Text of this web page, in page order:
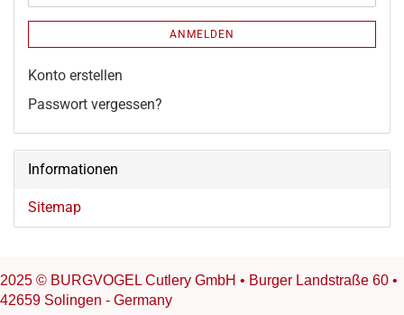
ANMELDEN
Konto erstellen
Passwort vergessen?
Informationen
Sitemap
2025 © BURGVOGEL Cutlery GmbH • Burger Landstraße 60 •
42659 Solingen - Germany